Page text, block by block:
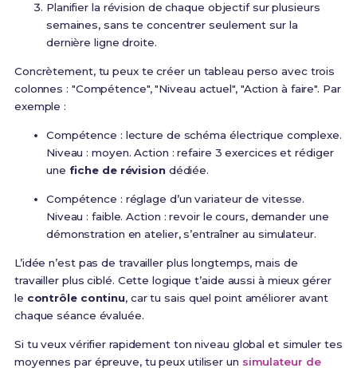
Planifier la révision de chaque objectif sur plusieurs
semaines, sans te concentrer seulement sur la
dernière ligne droite.
Concrètement, tu peux te créer un tableau perso avec trois
colonnes : "Compétence", "Niveau actuel", "Action à faire". Par
exemple :
Compétence : lecture de schéma électrique complexe.
Niveau : moyen. Action : refaire 3 exercices et rédiger
une fiche de révisiondédiée.
Compétence : réglage d’un variateur de vitesse.
Niveau : faible. Action : revoir le cours, demander une
démonstration en atelier, s’entraîner au simulateur.
L’idée n’est pas de travailler plus longtemps, mais de
travailler plus ciblé. Cette logique t’aide aussi à mieux gérer
le contrôle continu, car tu sais quel point améliorer avant
chaque séance évaluée.
Si tu veux vérifier rapidement ton niveau global et simuler tes
moyennes par épreuve, tu peux utiliser un simulateur de